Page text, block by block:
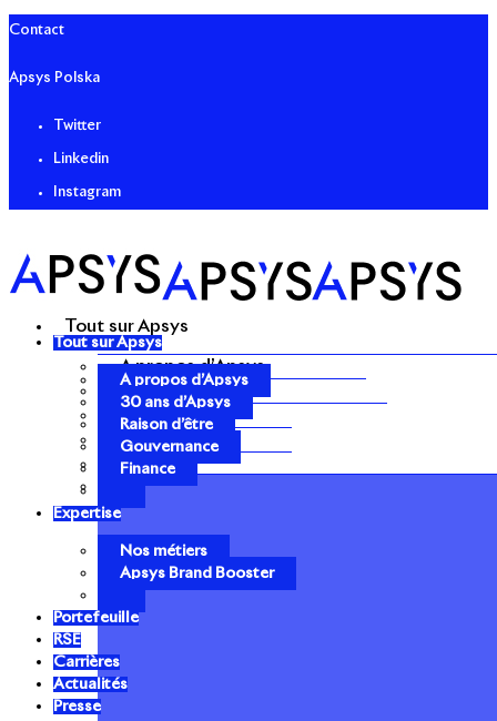
Contact
Apsys Polska
Twitter
Linkedin
Instagram
Tout sur Apsys
A propos d’Apsys
30 ans d’Apsys
Raison d’être
Gouvernance
Finance
Tout sur Apsys
A propos d’Apsys
30 ans d’Apsys
Raison d’être
Gouvernance
Finance
Expertise
Nos métiers
Apsys Brand Booster
Portefeuille
RSE
Carrières
Actualités
Presse